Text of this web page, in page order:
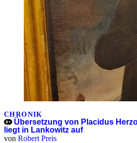
CHRONIK
Übersetzung von Placidus
liegt in Lankowitz auf
von Robert Preis